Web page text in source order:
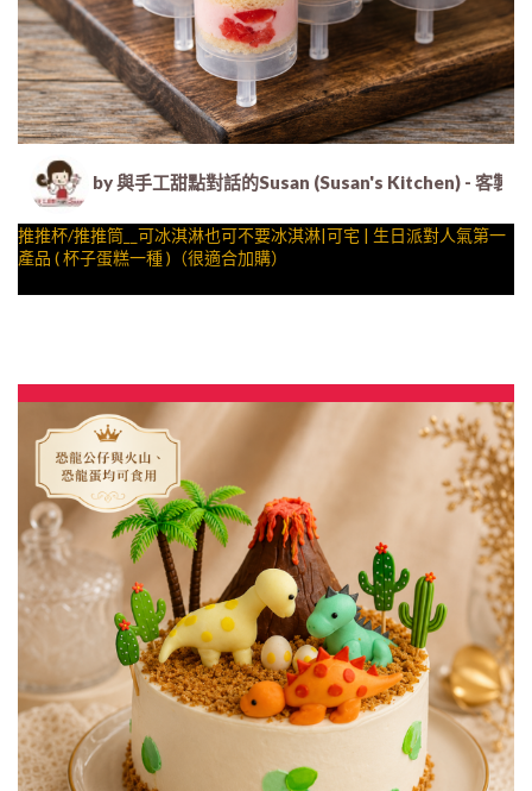
by 與手工甜點對話的Susan (Susan's Kitchen) - 客製
推推杯/推推筒__可冰淇淋也可不要冰淇淋|可宅 | 生日派對人氣第一
產品 ( 杯子蛋糕一種 )（很適合加購）